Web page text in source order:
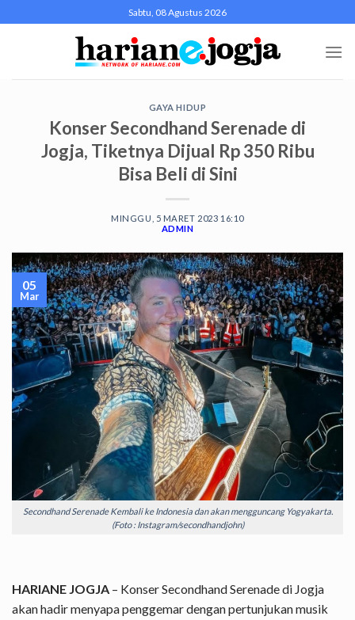
to
Sabtu, 08 Agustus 2026
GAYA HIDUP
Konser Secondhand Serenade di
Jogja, Tiketnya Dijual Rp 350 Ribu
Bisa Beli di Sini
MINGGU, 5 MARET 2023 16:10
ADMIN
Secondhand Serenade Kembali ke Indonesia dan akan mengguncang Yogyakarta.
(Foto : Instagram/secondhandjohn)
05
Mar
HARIANE JOGJA – Konser Secondhand Serenade di Jogja
akan hadir menyapa penggemar dengan pertunjukan musik